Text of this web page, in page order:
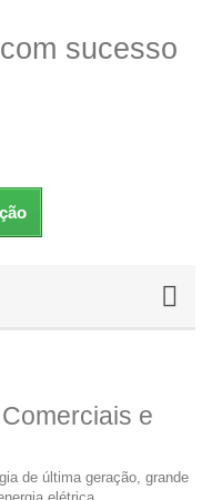
sucesso
e
de última geração, grande
elétrica.